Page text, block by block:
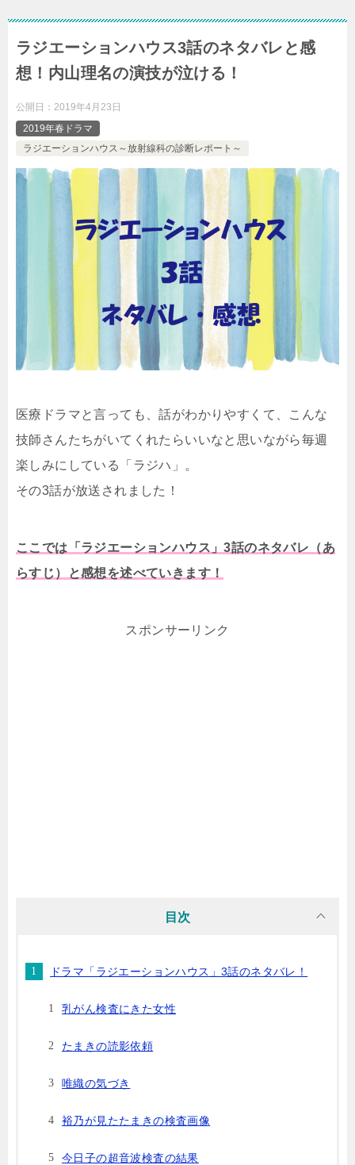
ラジエーションハウス3話のネタバレと感
想！内山理名の演技が泣ける！
公開日： 2019年4月23日
2019年春ドラマ
ラジエーションハウス～放射線科の診断レポート～
医療ドラマと言っても、話がわかりやすくて、こんな
技師さんたちがいてくれたらいいなと思いながら毎週
楽しみにしている「ラジハ」。
その3話が放送されました！
ここでは「ラジエーションハウス」3話のネタバレ（あ
らすじ）と感想を述べていきます！
スポンサーリンク
目次
ドラマ「ラジエーションハウス」3話のネタバレ！
乳がん検査にきた女性
たまきの読影依頼
唯織の気づき
裕乃が見たたまきの検査画像
今日子の超音波検査の結果